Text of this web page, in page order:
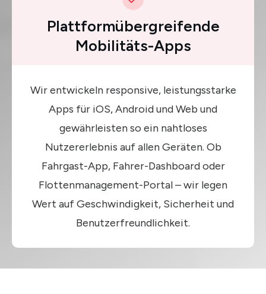
Plattformübergreifende
Mobilitäts-Apps
Wir entwickeln responsive, leistungsstarke
Apps für iOS, Android und Web und
gewährleisten so ein nahtloses
Nutzererlebnis auf allen Geräten. Ob
Fahrgast-App, Fahrer-Dashboard oder
Flottenmanagement-Portal – wir legen
Wert auf Geschwindigkeit, Sicherheit und
Benutzerfreundlichkeit.